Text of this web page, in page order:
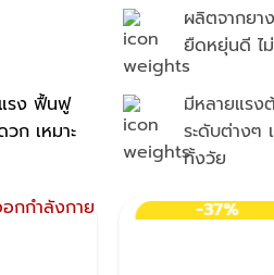
รง ฟื้นฟู
ก เหมาะ
ผลิตจากย
ยืดหยุ่นดี ไ
มีหลายแรง
ระดับต่างๆ
ทั้งวัย
-37%